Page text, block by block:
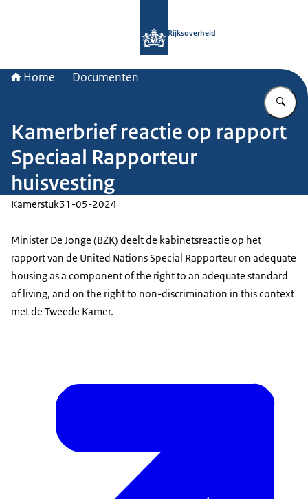
Rijksoverheid
Home Documenten
Kamerbrief reactie op rapport
Speciaal Rapporteur
huisvesting
Kamerstuk31-05-2024
Minister De Jonge (BZK) deelt de kabinetsreactie op het
rapport van de United Nations Special Rapporteur on adequate
housing as a component of the right to an adequate standard
of living, and on the right to non-discrimination in this context
met de Tweede Kamer.